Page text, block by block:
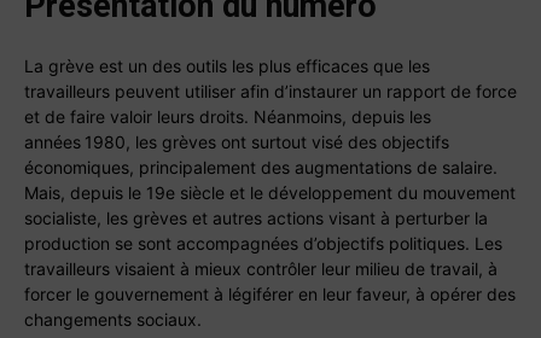
La grève est un des outils les plus efficaces que les
travailleurs peuvent utiliser afin d’instaurer un rapport de force
et de faire valoir leurs droits. Néanmoins, depuis les
années 1980, les grèves ont surtout visé des objectifs
économiques, principalement des augmentations de salaire.
Mais, depuis le 19e siècle et le développement du mouvement
socialiste, les grèves et autres actions visant à perturber la
production se sont accompagnées d’objectifs politiques. Les
travailleurs visaient à mieux contrôler leur milieu de travail, à
forcer le gouvernement à légiférer en leur faveur, à opérer des
changements sociaux.